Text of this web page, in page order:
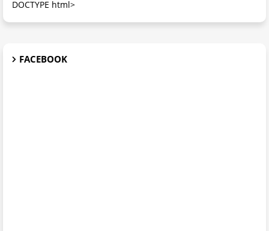
DOCTYPE html>
FACEBOOK